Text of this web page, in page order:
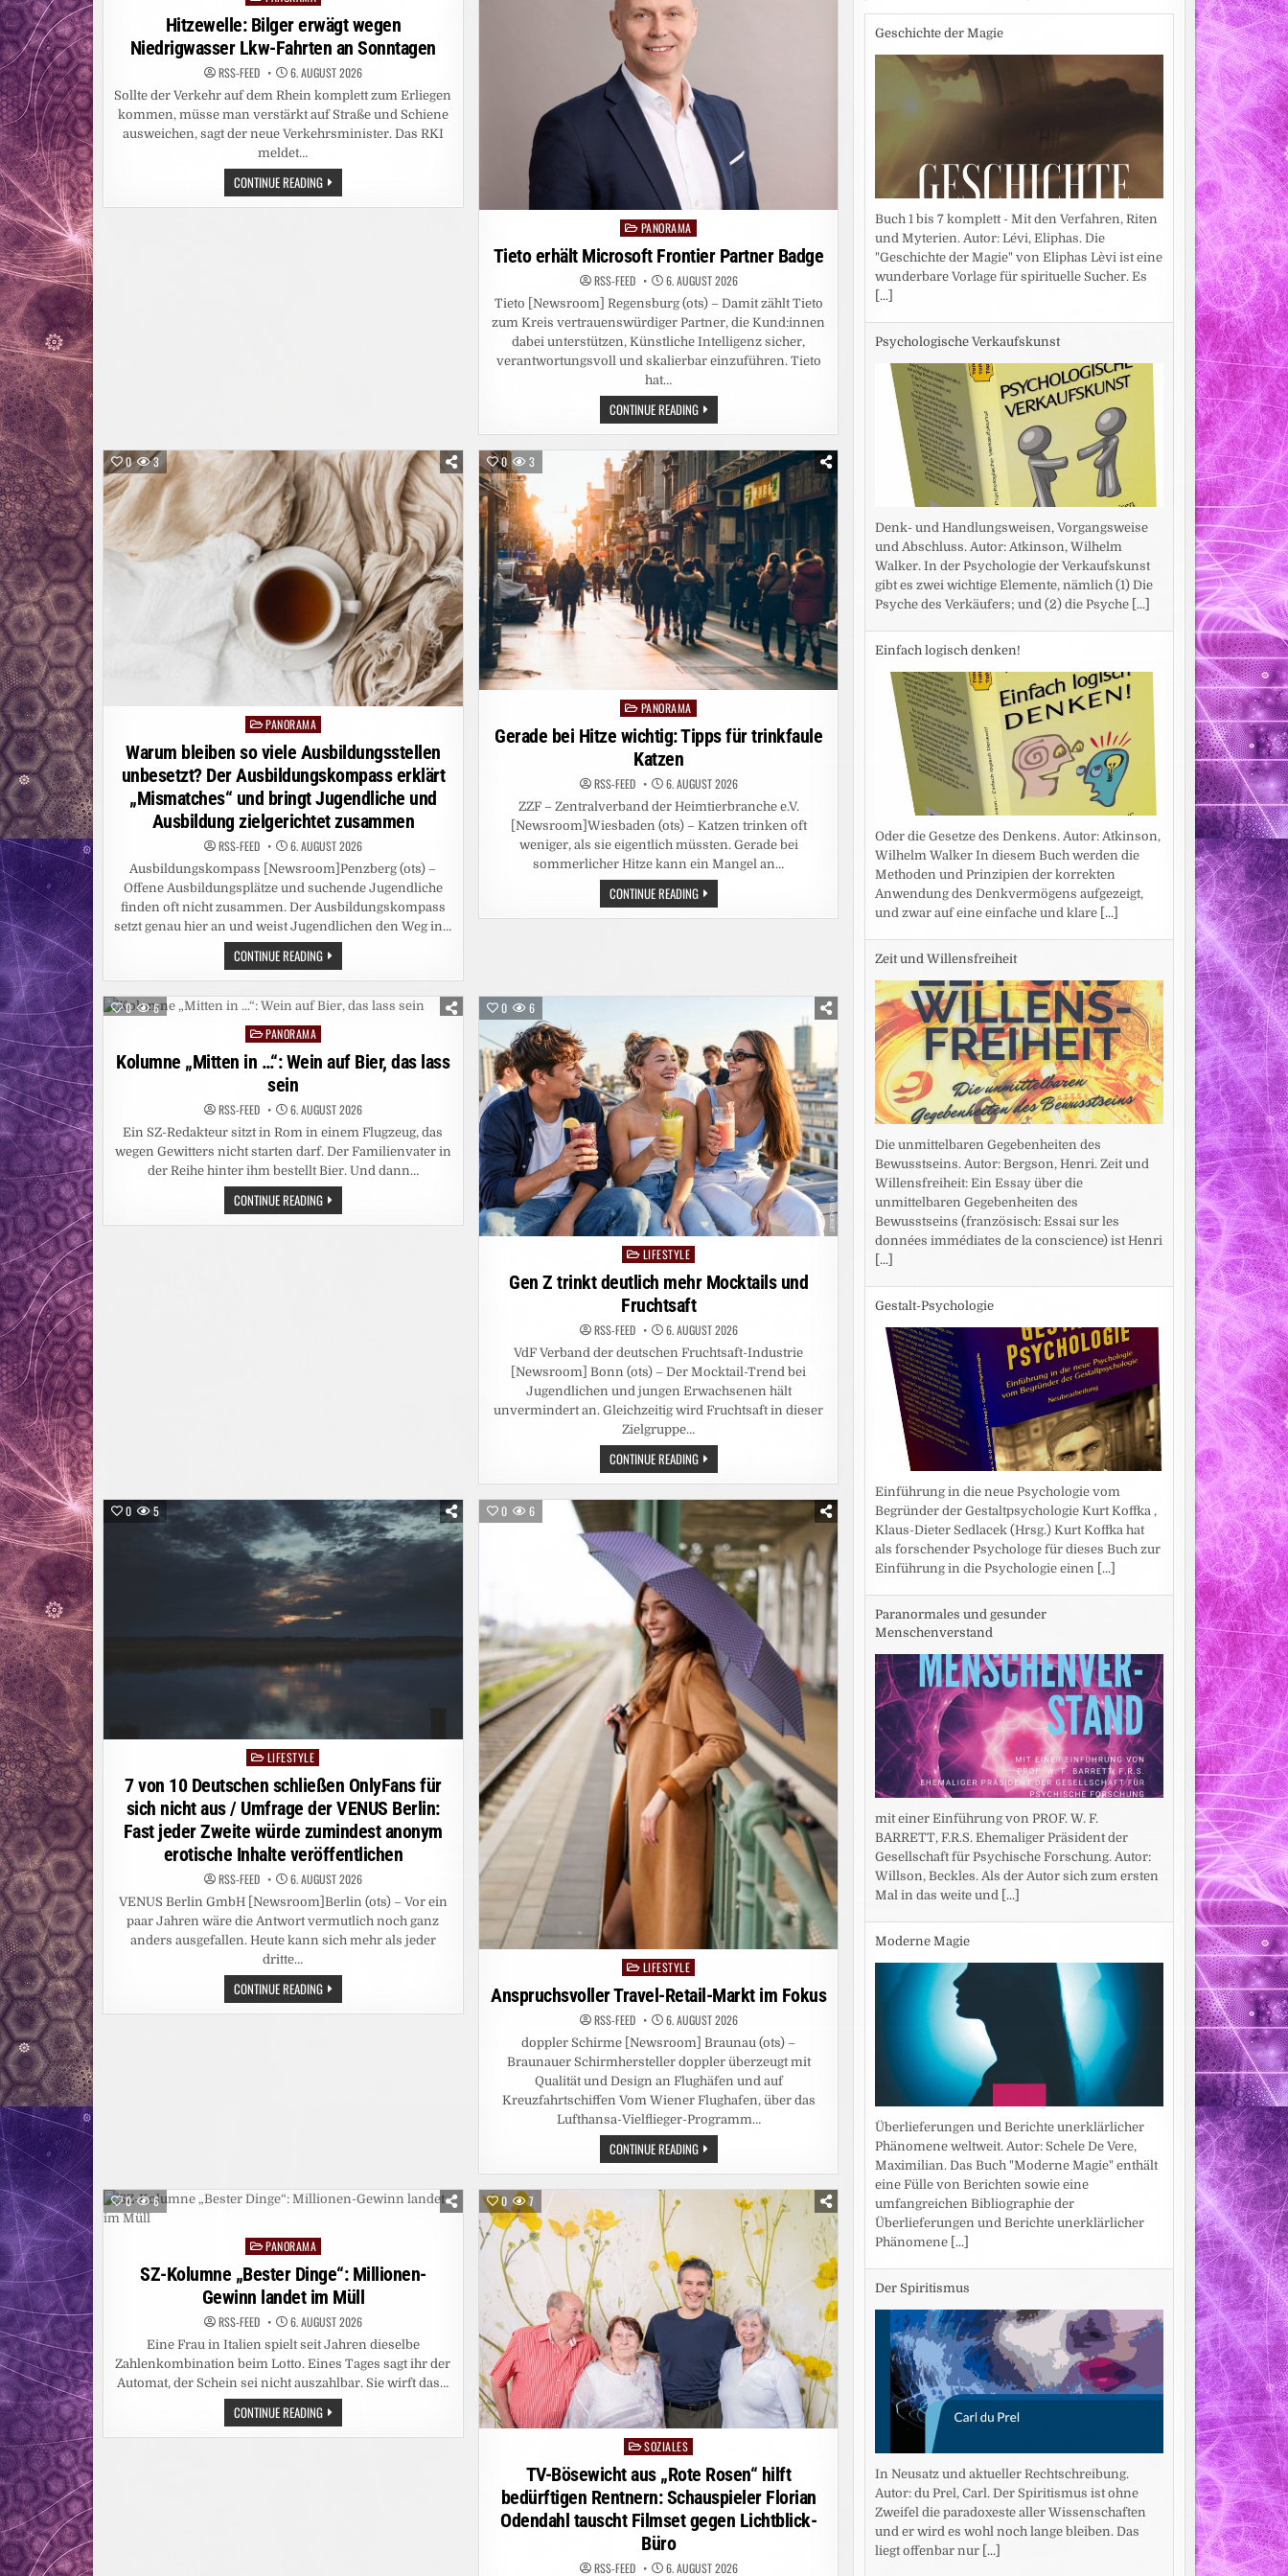
in
Hitzewelle: Bilger erwägt wegen
Niedrigwasser Lkw-Fahrten an Sonntagen
RSS-FEED 6. AUGUST 2026
Sollte der Verkehr auf dem Rhein komplett zum Erliegen
kommen, müsse man verstärkt auf Straße und Schiene
ausweichen, sagt der neue Verkehrsminister. Das RKI
meldet…
CONTINUE READINGHITZEWELLE:
BILGER
ERWÄGT
PostedPANORAMA
Tieto erhält Microsoft Frontier Partner Badge
RSS-FEED 6. AUGUST 2026
Tieto [Newsroom] Regensburg (ots) – Damit zählt Tieto
zum Kreis vertrauenswürdiger Partner, die Kund:innen
dabei unterstützen, Künstliche Intelligenz sicher,
verantwortungsvoll und skalierbar einzuführen. Tieto
hat…
CONTINUE READINGTIETO
ERHÄLT
MICROSOFT
PARTNER
BADGE
0 3
PostedPANORAMA
Warum bleiben so viele Ausbildungsstellen
unbesetzt? Der Ausbildungskompass erklärt
„Mismatches“ und bringt Jugendliche und
Ausbildung zielgerichtet zusammen
RSS-FEED 6. AUGUST 2026
Ausbildungskompass [Newsroom]Penzberg (ots) –
Offene Ausbildungsplätze und suchende Jugendliche
finden oft nicht zusammen. Der Ausbildungskompass
setzt genau hier an und weist Jugendlichen den Weg in…
CONTINUE READINGWARUM
BLEIBEN
SO
VIELE
AUSBILDUNGSSTELLEN
UNBESETZT?
ERKLÄRT
„MISMATCHES“
JUGENDLICHE
UND
AUSBILDUNG
ZIELGERICHTET
ZUSAMMEN
0 3
PostedPANORAMA
Gerade bei Hitze wichtig: Tipps für trinkfaule
Katzen
RSS-FEED 6. AUGUST 2026
ZZF – Zentralverband der Heimtierbranche e.V.
[Newsroom]Wiesbaden (ots) – Katzen trinken oft
weniger, als sie eigentlich müssten. Gerade bei
sommerlicher Hitze kann ein Mangel an…
CONTINUE READINGGERADE
BEI
HITZE
0 6
Posted
in
PANORAMA
Kolumne „Mitten in …“: Wein auf Bier, das lass
sein
RSS-FEED 6. AUGUST 2026
Ein SZ-Redakteur sitzt in Rom in einem Flugzeug, das
wegen Gewitters nicht starten darf. Der Familienvater in
der Reihe hinter ihm bestellt Bier. Und dann…
CONTINUE READINGKOLUMNE
„MITTEN
IN
0 6
Posted
in
LIFESTYLE
Gen Z trinkt deutlich mehr Mocktails und
Fruchtsaft
RSS-FEED 6. AUGUST 2026
VdF Verband der deutschen Fruchtsaft-Industrie
[Newsroom] Bonn (ots) – Der Mocktail-Trend bei
Jugendlichen und jungen Erwachsenen hält
unvermindert an. Gleichzeitig wird Fruchtsaft in dieser
Zielgruppe…
CONTINUE READINGGEN
Z
TRINKT
DEUTLICH
MEHR
MOCKTAILS
UND
FRUCHTSAFT
0 5
PostedLIFESTYLE
7 von 10 Deutschen schließen OnlyFans für
sich nicht aus / Umfrage der VENUS Berlin:
Fast jeder Zweite würde zumindest anonym
erotische Inhalte veröffentlichen
RSS-FEED 6. AUGUST 2026
VENUS Berlin GmbH [Newsroom]Berlin (ots) – Vor ein
paar Jahren wäre die Antwort vermutlich noch ganz
anders ausgefallen. Heute kann sich mehr als jeder
dritte…
CONTINUE READING7
VON
10
EDER Z
WEITE W
NHALTE V
ERÖFFENTLICHEN
0 6
Posted
in
LIFESTYLE
Anspruchsvoller Travel-Retail-Markt im Fokus
RSS-FEED 6. AUGUST 2026
doppler Schirme [Newsroom] Braunau (ots) –
Braunauer Schirmhersteller doppler überzeugt mit
Qualität und Design an Flughäfen und auf
Kreuzfahrtschiffen Vom Wiener Flughafen, über das
Lufthansa-Vielflieger-Programm…
CONTINUE READINGANSPRUCHSVOLLER
TRAVEL-
RETAIL-
0 6
Posted
in
PANORAMA
SZ-Kolumne „Bester Dinge“: Millionen-
Gewinn landet im Müll
RSS-FEED 6. AUGUST 2026
Eine Frau in Italien spielt seit Jahren dieselbe
Zahlenkombination beim Lotto. Eines Tages sagt ihr der
Automat, der Schein sei nicht auszahlbar. Sie wirft das…
CONTINUE READINGSZ-
KOLUMNE
„BESTER
0 7
Posted
in
SOZIALES
TV-Bösewicht aus „Rote Rosen“ hilft
bedürftigen Rentnern: Schauspieler Florian
Odendahl tauscht Filmset gegen Lichtblick-
Büro
RSS-FEED 6. AUGUST 2026
Geschichte der Magie
Buch 1 bis 7 komplett - Mit den Verfahren, Riten
und Myterien. Autor: Lévi, Eliphas. Die
"Geschichte der Magie" von Eliphas Lèvi ist eine
wunderbare Vorlage für spirituelle Sucher. Es
[...]
Psychologische Verkaufskunst
Denk- und Handlungsweisen, Vorgangsweise
und Abschluss. Autor: Atkinson, Wilhelm
Walker. In der Psychologie der Verkaufskunst
gibt es zwei wichtige Elemente, nämlich (1) Die
Psyche des Verkäufers; und (2) die Psyche [...]
Einfach logisch denken!
Oder die Gesetze des Denkens. Autor: Atkinson,
Wilhelm Walker In diesem Buch werden die
Methoden und Prinzipien der korrekten
Anwendung des Denkvermögens aufgezeigt,
und zwar auf eine einfache und klare [...]
Zeit und Willensfreiheit
Die unmittelbaren Gegebenheiten des
Bewusstseins. Autor: Bergson, Henri. Zeit und
Willensfreiheit: Ein Essay über die
unmittelbaren Gegebenheiten des
Bewusstseins (französisch: Essai sur les
données immédiates de la conscience) ist Henri
[...]
Gestalt-Psychologie
Einführung in die neue Psychologie vom
Begründer der Gestaltpsychologie Kurt Koffka ,
Klaus-Dieter Sedlacek (Hrsg.) Kurt Koffka hat
als forschender Psychologe für dieses Buch zur
Einführung in die Psychologie einen [...]
Paranormales und gesunder
Menschenverstand
mit einer Einführung von PROF. W. F.
BARRETT, F.R.S. Ehemaliger Präsident der
Gesellschaft für Psychische Forschung. Autor:
Willson, Beckles. Als der Autor sich zum ersten
Mal in das weite und [...]
Moderne Magie
Überlieferungen und Berichte unerklärlicher
Phänomene weltweit. Autor: Schele De Vere,
Maximilian. Das Buch "Moderne Magie" enthält
eine Fülle von Berichten sowie eine
umfangreichen Bibliographie der
Überlieferungen und Berichte unerklärlicher
Phänomene [...]
Der Spiritismus
In Neusatz und aktueller Rechtschreibung.
Autor: du Prel, Carl. Der Spiritismus ist ohne
Zweifel die paradoxeste aller Wissenschaften
und er wird es wohl noch lange bleiben. Das
liegt offenbar nur [...]